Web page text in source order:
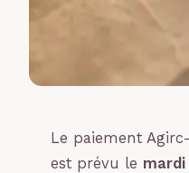
Le paiement
est prévu le